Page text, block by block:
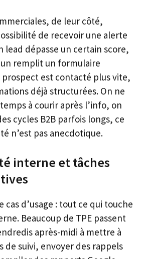
de leur côté,
de recevoir une alerte
lead dépasse un certain score,
remplit un formulaire
est contacté plus vite,
déjà structurées. On ne
à courir après l’info, on
cycles B2B parfois longs, ce
n’est pas anecdotique.
interne et tâches
cas d’usage : tout ce qui touche
Beaucoup de TPE passent
après-midi à mettre à
de suivi, envoyer des rappels